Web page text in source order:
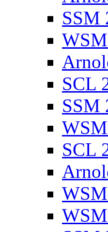
SSM
SCL
SSM
SCL